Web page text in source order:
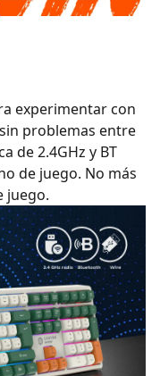
experimentar con
problemas entre
de 2.4GHz y BT
de juego. No más
juego.